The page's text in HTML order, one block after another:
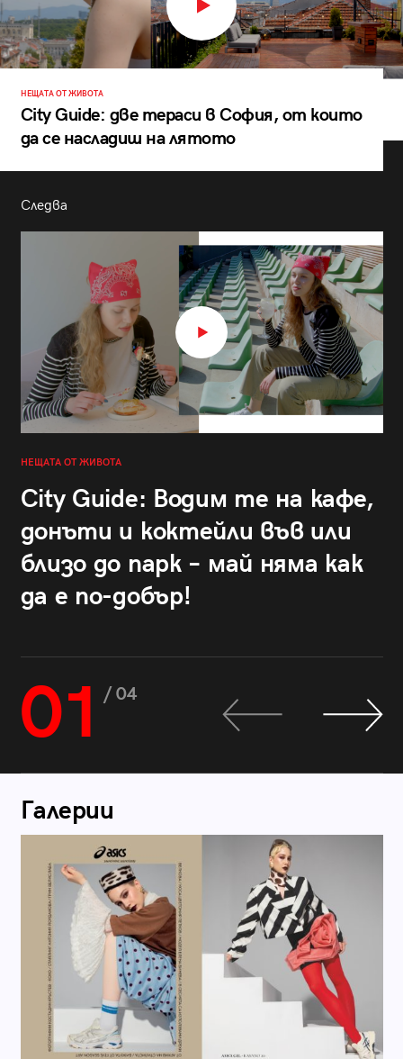
НЕЩАТА ОТ ЖИВОТА
City Guide: две тераси в София, от които
да се насладиш на лятото
Следва
НЕЩАТА ОТ ЖИВОТА
City Guide: Водим те на кафе,
донъти и коктейли във или
близо до парк – май няма как
да е по-добър!
01 / 04
Галерии